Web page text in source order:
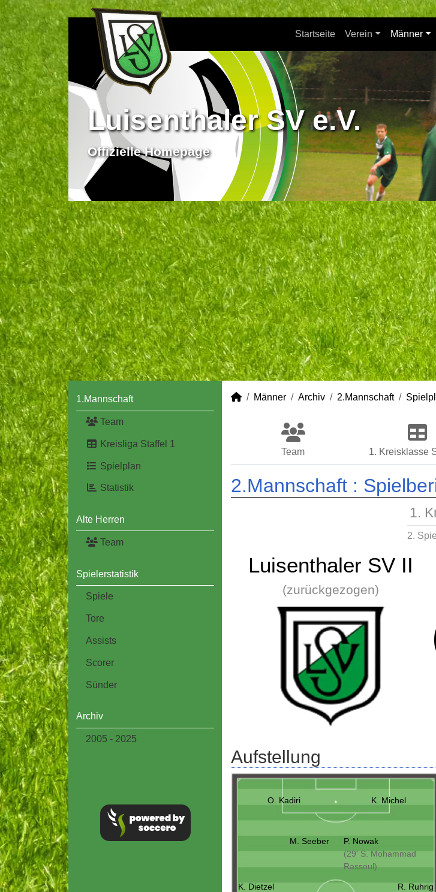
Startseite Verein Männer
Luisenthaler SV e.V.
Offizielle Homepage
1.Mannschaft
Team
Kreisliga Staffel 1
Spielplan
Statistik
Alte Herren
Team
Spielerstatistik
Spiele
Tore
Assists
Scorer
Sünder
Archiv
2005 - 2025
Männer Archiv 2.Mannschaft
Team 1. Kreisklasse
2.Mannschaft :
1.
2.
Luisenthaler SV II
(zurückgezogen)
Aufstellung
O. Kadiri K. Michel
M. Seeber
P. Nowak
(29' S. Mohammad
Rassoul)
K. Dietzel
R. Ruhrig